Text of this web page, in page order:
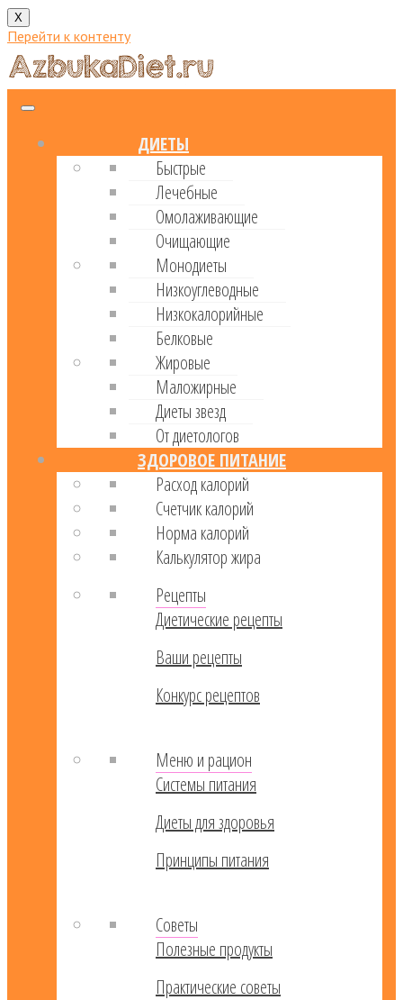
X
Перейти к контенту
ДИЕТЫ
Быстрые
Лечебные
Омолаживающие
Очищающие
Монодиеты
Низкоуглеводные
Низкокалорийные
Белковые
Жировые
Маложирные
Диеты звезд
От диетологов
ЗДОРОВОЕ ПИТАНИЕ
Расход калорий
Cчетчик калорий
Норма калорий
Калькулятор жира
Рецепты
Диетические рецепты
Ваши рецепты
Конкурс рецептов
Меню и рацион
Системы питания
Диеты для здоровья
Принципы питания
Советы
Полезные продукты
Практические советы